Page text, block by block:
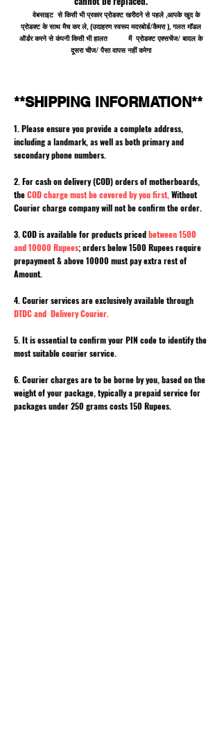
वेबसाइट से किसी भी प्रकार प्रोडक्ट खरीदने से पहले ,आपके खुद के
प्रोडक्ट के साथ मैच कर ले, (उदाहरण स्वरूप मदरबोर्ड/कैमरा ), गलत मॉडल
ऑर्डर करने से कंपनी किसी भी हालत में प्रोडक्ट एक्सचेंज/ बादल के
दूसरा चीज/ पैसा वापस नहीं करेगा
**SHIPPING INFORMATION**
1. Please ensure you provide a complete address,
including a landmark, as well as both primary and
secondary phone numbers.
2. For cash on delivery (COD) orders of motherboards,
theCOD charge must be covered by you first, Without
Courier charge company will not be confirm the order.
3. COD is available for products pricedbetween 1500
and 10000 Rupees; orders below 1500 Rupees require
prepayment & above 10000 must pay extra rest of
Amount.
4. Courier services are exclusively available through
DTDC and Delivery Courier.
5. It is essential to confirm your PIN code to identify the
most suitable courier service.
6. Courier charges are to be borne by you, based on the
weight of your package, typically a prepaid service for
packages under 250 grams costs 150 Rupees.